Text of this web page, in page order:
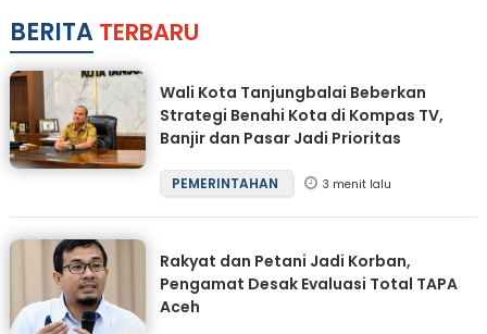
BERITA TERBARU
Wali Kota Tanjungbalai Beberkan
Strategi Benahi Kota di Kompas TV,
Banjir dan Pasar Jadi Prioritas
PEMERINTAHAN 3 menit lalu
Rakyat dan Petani Jadi Korban,
Pengamat Desak Evaluasi Total TAPA
Aceh